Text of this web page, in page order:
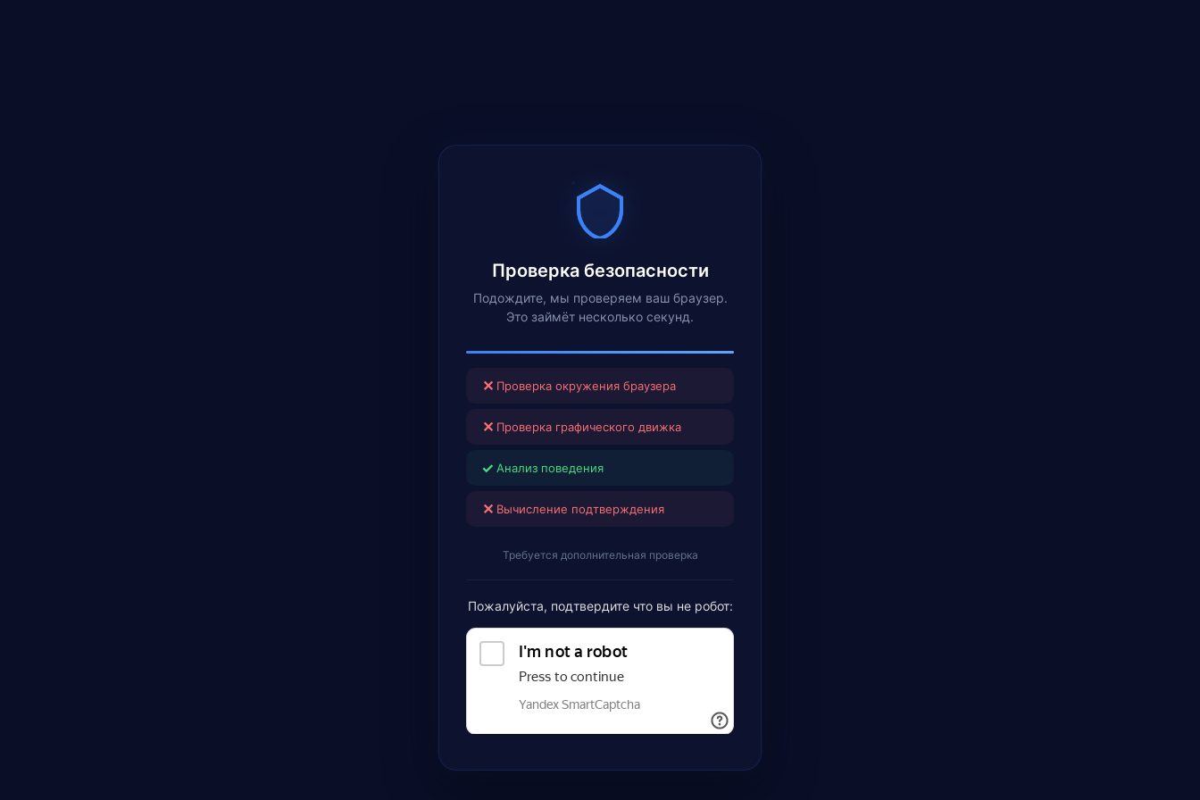
Проверка безопасности
Подождите, мы проверяем ваш браузер.
Это займёт несколько секунд.
✕ Проверка окружения браузера
✕ Проверка графического движка
✓ Анализ поведения
✕ Вычисление подтверждения
Требуется дополнительная проверка
Пожалуйста, подтвердите что вы не робот: